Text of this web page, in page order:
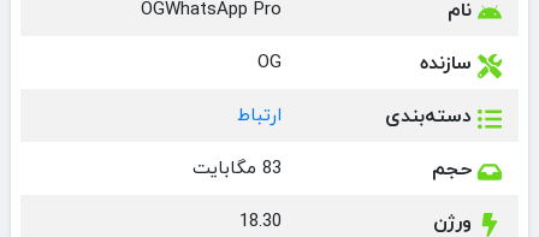
نام OGWhatsApp Pro
سازنده OG
دسته‌بندی ارتباط
حجم 83 مگابایت
ورژن 18.30